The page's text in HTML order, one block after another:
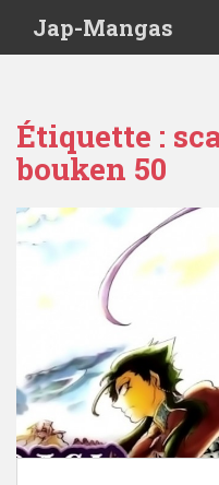
Jap-Mangas
Étiquette :
bouken 50